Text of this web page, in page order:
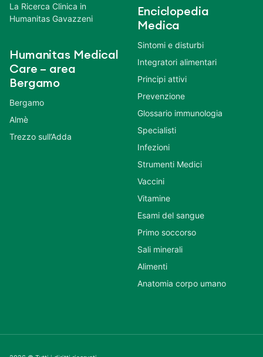
La Ricerca Clinica in
Humanitas Gavazzeni
Humanitas Medical
Care – area
Bergamo
Bergamo
Almè
Trezzo sull’Adda
Enciclopedia
Medica
Sintomi e disturbi
Integratori alimentari
Principi attivi
Prevenzione
Glossario immunologia
Specialisti
Infezioni
Strumenti Medici
Vaccini
Vitamine
Esami del sangue
Primo soccorso
Sali minerali
Alimenti
Anatomia corpo umano